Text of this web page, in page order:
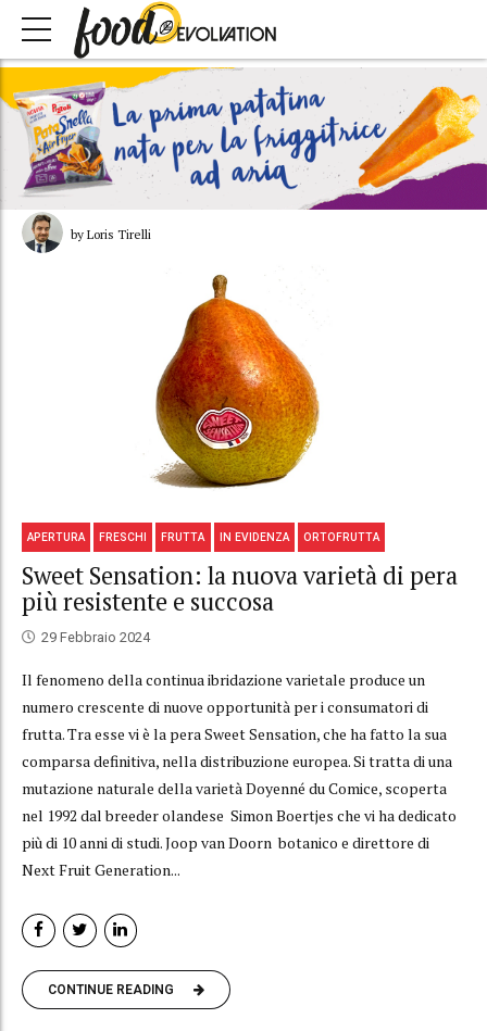
by Loris Tirelli
APERTURA FRESCHI FRUTTA IN EVIDENZA ORTOFRUTTA
Sweet Sensation: la nuova varietà di pera
più resistente e succosa
29 Febbraio 2024
Il fenomeno della continua ibridazione varietale produce un
numero crescente di nuove opportunità per i consumatori di
frutta. Tra esse vi è la pera Sweet Sensation, che ha fatto la sua
comparsa definitiva, nella distribuzione europea. Si tratta di una
mutazione naturale della varietà Doyenné du Comice, scoperta
nel 1992 dal breeder olandese Simon Boertjes che vi ha dedicato
più di 10 anni di studi. Joop van Doorn botanico e direttore di
Next Fruit Generation...
CONTINUE READING